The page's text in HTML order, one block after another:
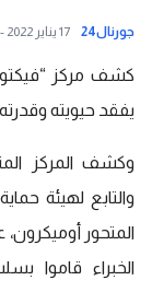
جورنال24 17 يناير 2022 - 12:03
كشف مركز
يفقد حيويته
وكشف المركز
والتابع لهيئة
المتحور
الخبراء قاموا